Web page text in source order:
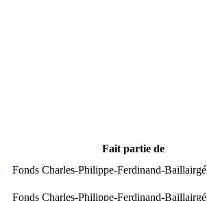
Fait partie de
Fonds Charles-Philippe-Ferdinand-Baillairgé
Fonds Charles-Philippe-Ferdinand-Baillairgé